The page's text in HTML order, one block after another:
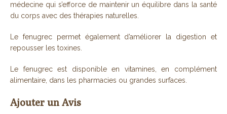
médecine qui s’efforce de maintenir un équilibre dans la santé
du corps avec des thérapies naturelles.
Le fenugrec permet également d’améliorer la digestion et
repousser les toxines.
Le fenugrec est disponible en vitamines, en complément
alimentaire, dans les pharmacies ou grandes surfaces.
Ajouter un Avis